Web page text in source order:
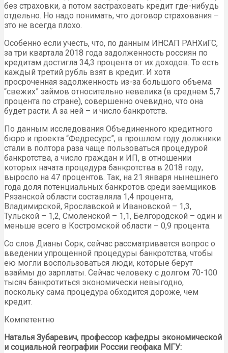
без страховки, а потом застраховать кредит где-нибудь
отдельно. Но надо понимать, что договор страхования –
это не всегда плохо.
Особенно если учесть, что, по данным ИНСАП РАНХиГС,
за три квартала 2018 года задолженность россиян по
кредитам достигла 34,3 процента от их доходов. То есть
каждый третий рубль взят в кредит. И хотя
просроченная задолженность из-за большого объема
“свежих” займов относительно невелика (в среднем 5,7
процента по стране), совершенно очевидно, что она
будет расти. А за ней – и число банкротств.
По данным исследования Объединенного кредитного
бюро и проекта “Федресурс”, в прошлом году должники
стали в полтора раза чаще пользоваться процедурой
банкротства, а число граждан и ИП, в отношении
которых начата процедура банкротства в 2018 году,
выросло на 47 процентов. Так, на 21 января нынешнего
года доля потенциальных банкротов среди заемщиков
Рязанской области составляла 1,4 процента,
Владимирской, Ярославской и Ивановской – 1,3,
Тульской – 1,2, Смоленской – 1,1, Белгородской – один и
меньше всего в Костромской области – 0,9 процента.
Со слов Дианы Сорк, сейчас рассматривается вопрос о
введении упрощенной процедуры банкротства, чтобы
ею могли воспользоваться люди, которые берут
взаймы до зарплаты. Сейчас человеку с долгом 70-100
тысяч банкротиться экономически невыгодно,
поскольку сама процедура обходится дороже, чем
кредит.
Компетентно
Наталья Зубаревич, профессор кафедры экономической
и социальной географии России геофака МГУ: